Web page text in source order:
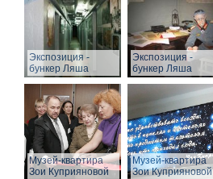
Экспозиция -
бункер Ляша
Экспозиция -
бункер Ляша
Музей-квартира
Зои Куприяновой
Музей-квартира
Зои Куприяновой